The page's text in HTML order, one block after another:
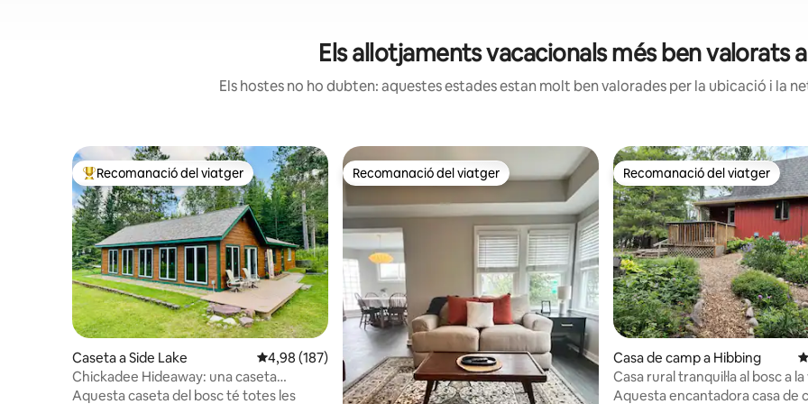
Els allotjaments vacacionals més ben valorats
Els hostes no ho dubten: aquestes estades estan molt ben valorades per la ubicació i la
Principals recomanacions dels viatgers
Recomanació del viatger
Caseta a Side Lake 4,98 de puntuació mitjana d'un total de 5; 187 avaluacions
4,98 (187)
Chickadee Hideaway: una caseta
acollidora a Northwoods
Aquesta caseta del bosc té totes les
Recomanació del viatger
Recomanació del viatger Recomanació del viatger
Recomanació del viatger
Casa de camp a Hibbing
Casa rural tranquil·la al bosc a
ciutat
Aquesta encantadora casa de